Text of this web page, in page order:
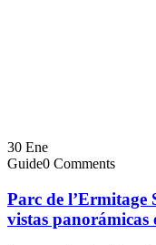
30 Ene
Guide0 Comments
Parc de l’Ermitage
vistas panorámicas